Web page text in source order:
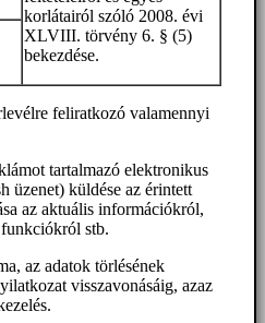
korlátairól szóló 2008. évi
XLVIII. törvény 6. § (5)
bekezdése.
feliratkozó valamennyi
tartalmazó elektronikus
üzenet) küldése az érintett
az aktuális információkról,
stb.
az adatok törlésének
visszavonásáig, azaz